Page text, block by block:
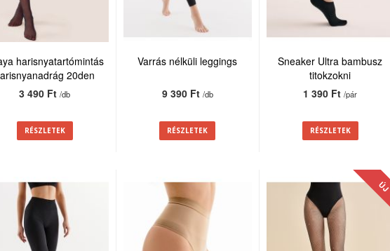
harisnyatartómintás
20den
3 490 Ft/db
RÉSZLETEK
Varrás nélküli leggings
9 390 Ft /db
RÉSZLETEK
Sneaker Ultra bambusz
titokzokni
1 390 Ft/pár
RÉSZLETEK
ÚJ